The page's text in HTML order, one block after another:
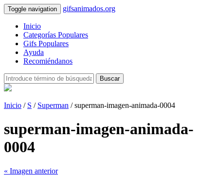
Toggle navigation gifsanimados.org
Inicio
Categorías Populares
Gifs Populares
Ayuda
Recomiéndanos
Buscar
Inicio / S / Superman / superman-imagen-animada-0004
superman-imagen-animada-
0004
« Imagen anterior